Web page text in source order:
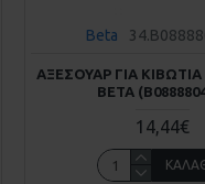
Beta
ΑΞΕΣΟΥΆΡ ΓΙΑ
BETA
14,44€